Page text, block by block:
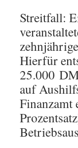
Streitfall:
Hierfür
25.000
auf
Finanzamt